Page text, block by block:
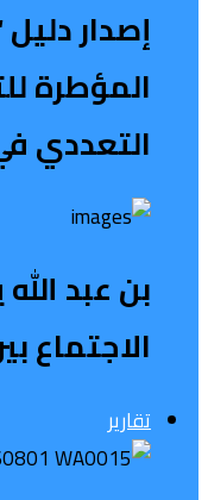
إصدار
المؤطرة
التعددي
بن عبد
الاجتماع
تقارير